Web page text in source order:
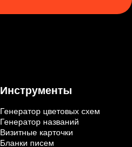
Инструменты
Генератор цветовых схем
Генератор названий
Визитные карточки
Бланки писем